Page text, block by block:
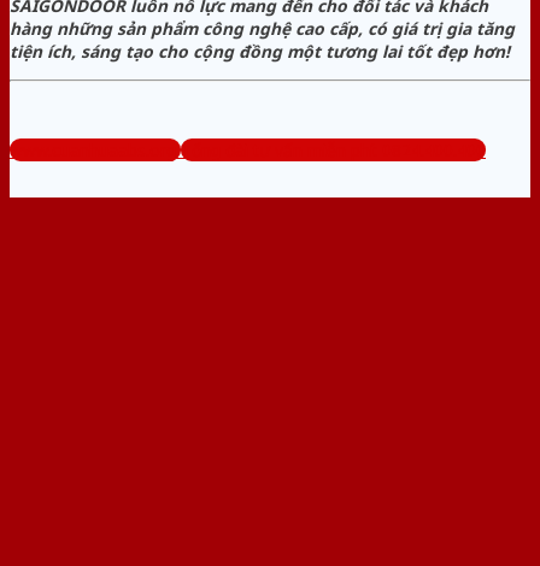
SAIGONDOOR luôn nỗ lực mang đến cho đối tác và khách
hàng những sản phẩm công nghệ cao cấp, có giá trị gia tăng
tiện ích, sáng tạo cho cộng đồng một tương lai tốt đẹp hơn!
www.cuanhuaabs.org Tổng đài tư vấn miễn phí: 0824.400.400